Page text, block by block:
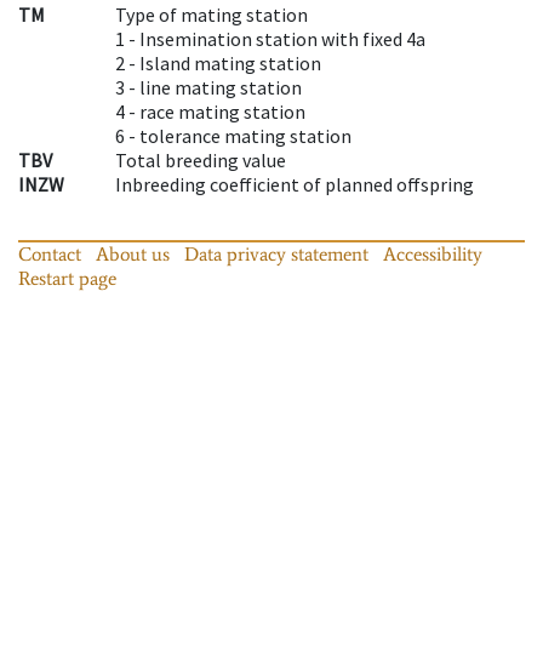
TM
Type of mating station
1 - Insemination station with fixed 4a
2 - Island mating station
3 - line mating station
4 - race mating station
6 - tolerance mating station
TBV
Total breeding value
INZW
Inbreeding coefficient of planned offspring
Contact About us Data privacy statement
Accessibility
Restart page